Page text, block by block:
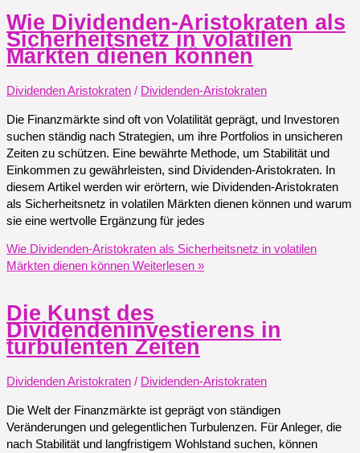
Wie Dividenden-Aristokraten als
Sicherheitsnetz in volatilen
Märkten dienen können
Dividenden Aristokraten / Dividenden-Aristokraten
Die Finanzmärkte sind oft von Volatilität geprägt, und Investoren
suchen ständig nach Strategien, um ihre Portfolios in unsicheren
Zeiten zu schützen. Eine bewährte Methode, um Stabilität und
Einkommen zu gewährleisten, sind Dividenden-Aristokraten. In
diesem Artikel werden wir erörtern, wie Dividenden-Aristokraten
als Sicherheitsnetz in volatilen Märkten dienen können und warum
sie eine wertvolle Ergänzung für jedes
Wie Dividenden-Aristokraten als Sicherheitsnetz in volatilen
Märkten dienen können Weiterlesen »
Die Kunst des
Dividendeninvestierens in
turbulenten Zeiten
Dividenden Aristokraten / Dividenden-Aristokraten
Die Welt der Finanzmärkte ist geprägt von ständigen
Veränderungen und gelegentlichen Turbulenzen. Für Anleger, die
nach Stabilität und langfristigem Wohlstand suchen, können